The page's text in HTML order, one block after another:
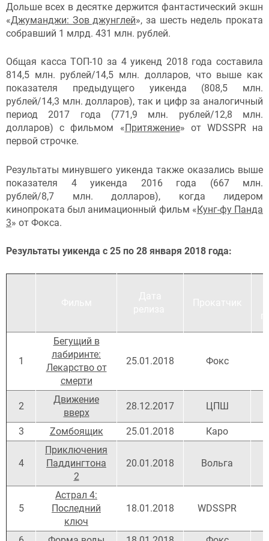
Дольше всех в десятке держится фантастический экшн
«Джуманджи: Зов джунглей», за шесть недель проката
собравший 1 млрд. 431 млн. рублей.
Общая касса ТОП-10 за 4 уикенд 2018 года составила
814,5 млн. рублей/14,5 млн. долларов, что выше как
показателя предыдущего уикенда (808,5 млн.
рублей/14,3 млн. долларов), так и цифр за аналогичный
период 2017 года (771,9 млн. рублей/12,8 млн.
долларов) с фильмом «Притяжение» от WDSSPR на
первой строчке.
Результаты минувшего уикенда также оказались выше
показателя 4 уикенда 2016 года (667 млн.
рублей/8,7 млн. долларов), когда лидером
кинопроката был анимационный фильм «Кунг-фу Панда
3» от Фокса.
Результаты уикенда с 25 по 28 января 2018 года:
1
Бегущий в
лабиринте:
Лекарство от
смерти
25.01.2018 Фокс
2
Движение
вверх
28.12.2017 ЦПШ
3 Zомбоящик 25.01.2018 Каро
4
Приключения
Паддингтона
2
20.01.2018 Вольга
5
Астрал 4:
Последний
ключ
18.01.2018 WDSSPR